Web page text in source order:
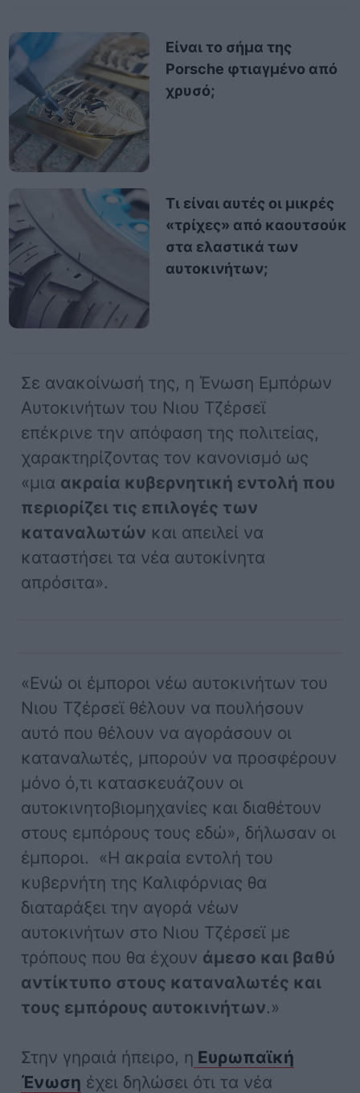
Είναι το σήμα της
Porsche φτιαγμένο από
χρυσό;
Τι είναι αυτές οι μικρές
«τρίχες» από καουτσούκ
στα ελαστικά των
αυτοκινήτων;
Σε ανακοίνωσή της, η Ένωση Εμπόρων
Αυτοκινήτων του Νιου Τζέρσεϊ
επέκρινε την απόφαση της πολιτείας,
χαρακτηρίζοντας τον κανονισμό ως
«μια ακραία κυβερνητική εντολή που
περιορίζει τις επιλογές των
καταναλωτών και απειλεί να
καταστήσει τα νέα αυτοκίνητα
απρόσιτα».
«Ενώ οι έμποροι νέω αυτοκινήτων του
Νιου Τζέρσεϊ θέλουν να πουλήσουν
αυτό που θέλουν να αγοράσουν οι
καταναλωτές, μπορούν να προσφέρουν
μόνο ό,τι κατασκευάζουν οι
αυτοκινητοβιομηχανίες και διαθέτουν
στους εμπόρους τους εδώ», δήλωσαν οι
έμποροι. «Η ακραία εντολή του
κυβερνήτη της Καλιφόρνιας θα
διαταράξει την αγορά νέων
αυτοκινήτων στο Νιου Τζέρσεϊ με
τρόπους που θα έχουν άμεσο και βαθύ
αντίκτυπο στους καταναλωτές και
τους εμπόρους αυτοκινήτων.»
Στην γηραιά ήπειρο, η Ευρωπαϊκή
Ένωση έχει δηλώσει ότι τα νέα